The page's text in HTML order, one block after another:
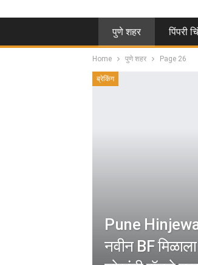
पुणे शहर पिंपरी
Home पुणे शहर Page 26
ब्रेकिंग
Pune
नवीन BF